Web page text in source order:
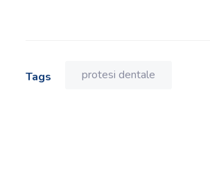
Tags protesi dentale